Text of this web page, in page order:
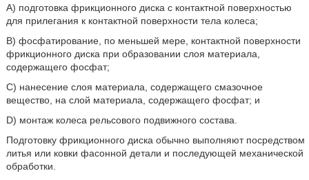
A) подготовка фрикционного диска с контактной поверхностью
для прилегания к контактной поверхности тела колеса;
B) фосфатирование, по меньшей мере, контактной поверхности
фрикционного диска при образовании слоя материала,
содержащего фосфат;
C) нанесение слоя материала, содержащего смазочное
вещество, на слой материала, содержащего фосфат; и
D) монтаж колеса рельсового подвижного состава.
Подготовку фрикционного диска обычно выполняют посредством
литья или ковки фасонной детали и последующей механической
обработки.